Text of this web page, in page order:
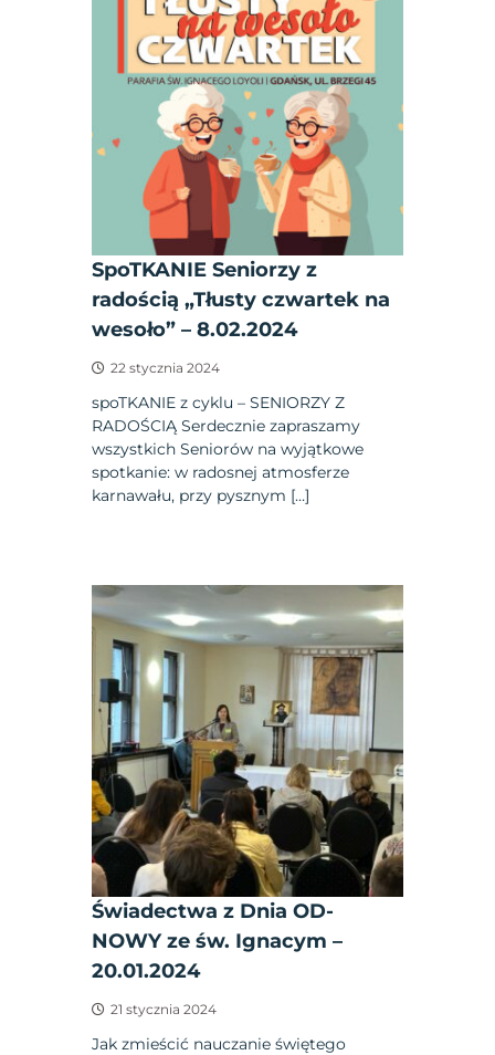
SpoTKANIE Seniorzy z
radością „Tłusty czwartek na
wesoło” – 8.02.2024
22 stycznia 2024
spoTKANIE z cyklu – SENIORZY Z
RADOŚCIĄ Serdecznie zapraszamy
wszystkich Seniorów na wyjątkowe
spotkanie: w radosnej atmosferze
karnawału, przy pysznym […]
Świadectwa z Dnia OD-
NOWY ze św. Ignacym –
20.01.2024
21 stycznia 2024
Jak zmieścić nauczanie świętego